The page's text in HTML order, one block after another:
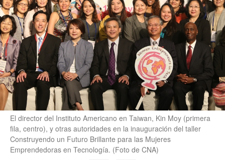
El director del Instituto Americano en Taiwan, Kin Moy (primera
fila, centro), y otras autoridades en la inauguración del taller
Construyendo un Futuro Brillante para las Mujeres
Emprendedoras en Tecnología. (Foto de CNA)